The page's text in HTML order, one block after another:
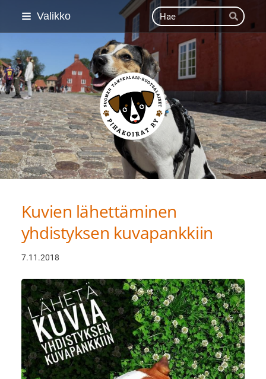
Siirry
Valikko Haku
Hae
Suomen Tanskalais-
Kuvien lähettäminen
yhdistyksen kuvapankkiin
7.11.2018